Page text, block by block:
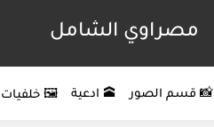
مصراوي الشامل
📸 قسم الصور 🕋 ادعية 🖼️ خلفيات